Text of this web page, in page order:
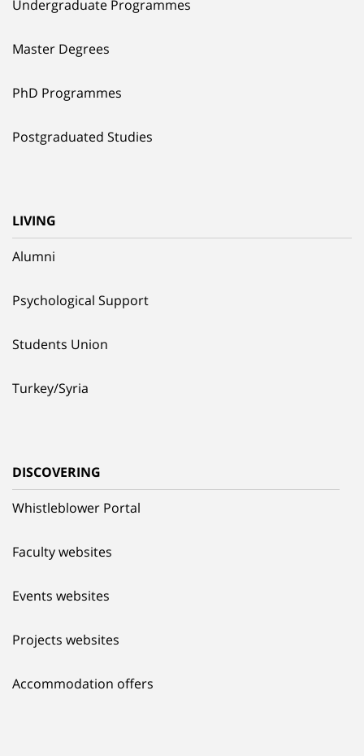
Undergraduate Programmes
Master Degrees
PhD Programmes
Postgraduated Studies
LIVING
Alumni
Psychological Support
Students Union
Turkey/Syria
DISCOVERING
Whistleblower Portal
Faculty websites
Events websites
Projects websites
Accommodation offers